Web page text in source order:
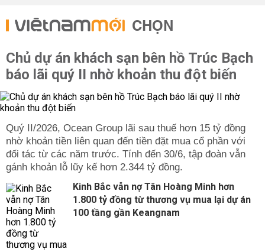
CHỌN
Chủ dự án khách sạn bên hồ Trúc Bạch
báo lãi quý II nhờ khoản thu đột biến
Quý II/2026, Ocean Group lãi sau thuế hơn 15 tỷ đồng
nhờ khoản tiền liên quan đến tiền đặt mua cổ phần với
đối tác từ các năm trước. Tính đến 30/6, tập đoàn vẫn
gánh khoản lỗ lũy kế hơn 2.344 tỷ đồng.
Kinh Bắc vẫn nợ Tân Hoàng Minh hơn
1.800 tỷ đồng từ thương vụ mua lại dự án
100 tầng gần Keangnam